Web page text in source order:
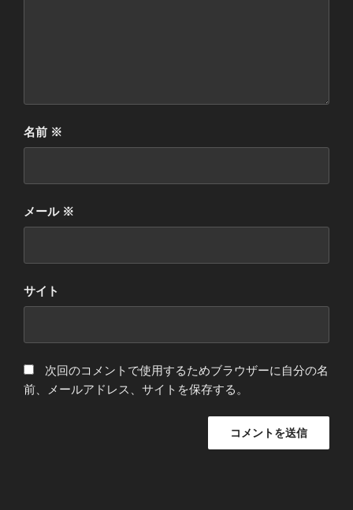
名前 ※
メール ※
サイト
次回のコメントで使用するためブラウザーに自分の名
前、メールアドレス、サイトを保存する。